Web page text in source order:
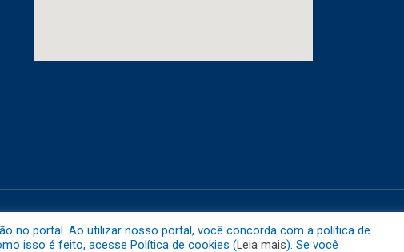
no portal. Ao utilizar nosso portal, você concorda com a política de
isso é feito, acesse Política de cookies (Leia mais). Se você